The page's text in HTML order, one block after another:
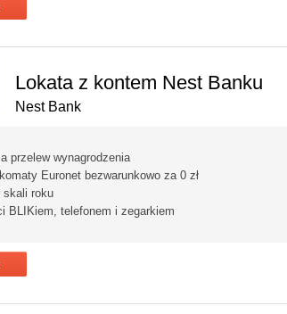
Lokata z kontem Nest Banku
Nest Bank
przelew wynagrodzenia
Euronet bezwarunkowo za 0 zł
skali roku
BLIKiem, telefonem i zegarkiem